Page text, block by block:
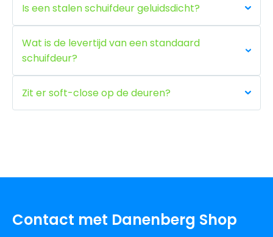
Is een stalen schuifdeur geluidsdicht?
Wat is de levertijd van een standaard
schuifdeur?
Zit er soft-close op de deuren?
Contact met Danenberg Shop